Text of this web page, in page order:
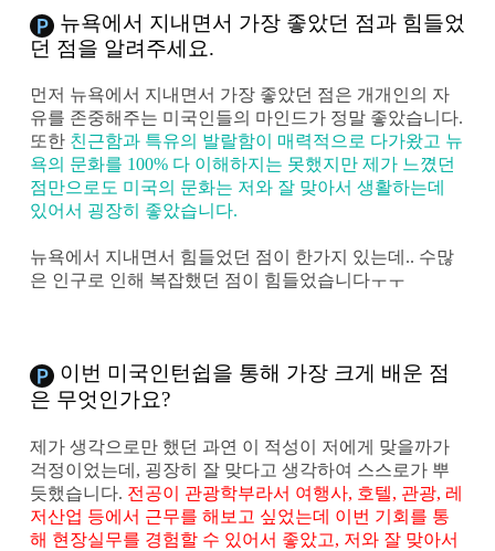
뉴욕에서 지내면서 가장 좋았던 점과 힘들었
던 점을 알려주세요.
먼저 뉴욕에서 지내면서 가장 좋았던 점은 개개인의 자
유를 존중해주는 미국인들의 마인드가 정말 좋았습니다.
또한 친근함과 특유의 발랄함이 매력적으로 다가왔고 뉴
욕의 문화를 100% 다 이해하지는 못했지만 제가 느꼈던
점만으로도 미국의 문화는 저와 잘 맞아서 생활하는데
있어서 굉장히 좋았습니다.
뉴욕에서 지내면서 힘들었던 점이 한가지 있는데.. 수많
은 인구로 인해 복잡했던 점이 힘들었습니다ㅜㅜ
이번 미국인턴쉽을 통해 가장 크게 배운 점
은 무엇인가요?
제가 생각으로만 했던 과연 이 적성이 저에게 맞을까가
걱정이었는데, 굉장히 잘 맞다고 생각하여 스스로가 뿌
듯했습니다. 전공이 관광학부라서 여행사, 호텔, 관광, 레
저산업 등에서 근무를 해보고 싶었는데 이번 기회를 통
해 현장실무를 경험할 수 있어서 좋았고, 저와 잘 맞아서